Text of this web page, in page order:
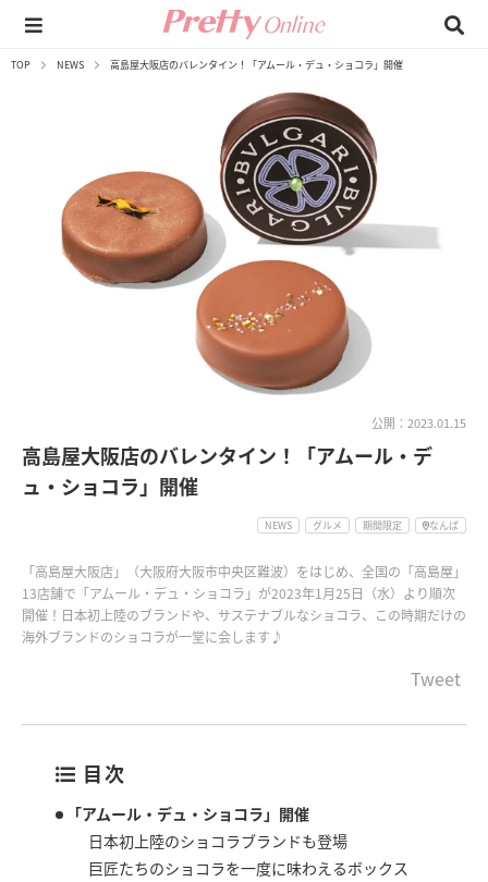
TOP NEWS 高島屋大阪店のバレンタイン！「アムール・デュ・ショコラ」開催
公開：2023.01.15
高島屋大阪店のバレンタイン！「アムール・デ
ュ・ショコラ」開催
NEWS グルメ 期間限定 なんば
「高島屋大阪店」（大阪府大阪市中央区難波）をはじめ、全国の「高島屋」
13店舗で「アムール・デュ・ショコラ」が2023年1月25日（水）より順次
開催！日本初上陸のブランドや、サステナブルなショコラ、この時期だけの
海外ブランドのショコラが一堂に会します♪
Tweet
目次
「アムール・デュ・ショコラ」開催
日本初上陸のショコラブランドも登場
巨匠たちのショコラを一度に味わえるボックス